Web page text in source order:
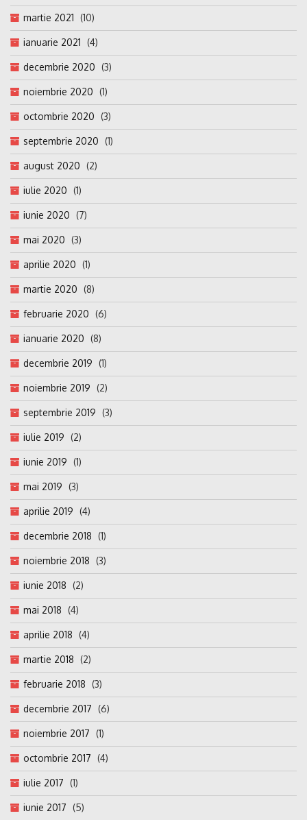
martie 2021 (10)
ianuarie 2021 (4)
decembrie 2020 (3)
noiembrie 2020 (1)
octombrie 2020 (3)
septembrie 2020 (1)
august 2020 (2)
iulie 2020 (1)
iunie 2020 (7)
mai 2020 (3)
aprilie 2020 (1)
martie 2020 (8)
februarie 2020 (6)
ianuarie 2020 (8)
decembrie 2019 (1)
noiembrie 2019 (2)
septembrie 2019 (3)
iulie 2019 (2)
iunie 2019 (1)
mai 2019 (3)
aprilie 2019 (4)
decembrie 2018 (1)
noiembrie 2018 (3)
iunie 2018 (2)
mai 2018 (4)
aprilie 2018 (4)
martie 2018 (2)
februarie 2018 (3)
decembrie 2017 (6)
noiembrie 2017 (1)
octombrie 2017 (4)
iulie 2017 (1)
iunie 2017 (5)